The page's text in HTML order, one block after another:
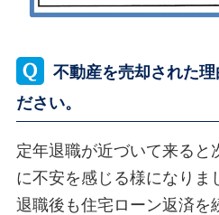
不動産を売却された
ださい。
定年退職が近づいて来ると
に不安を感じる様になりま
退職後も住宅ローン返済を